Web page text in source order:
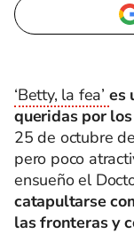
‘Betty, la fea’ es
queridas por
25 de octubre
pero poco
ensueño el
catapultarse
las fronteras y